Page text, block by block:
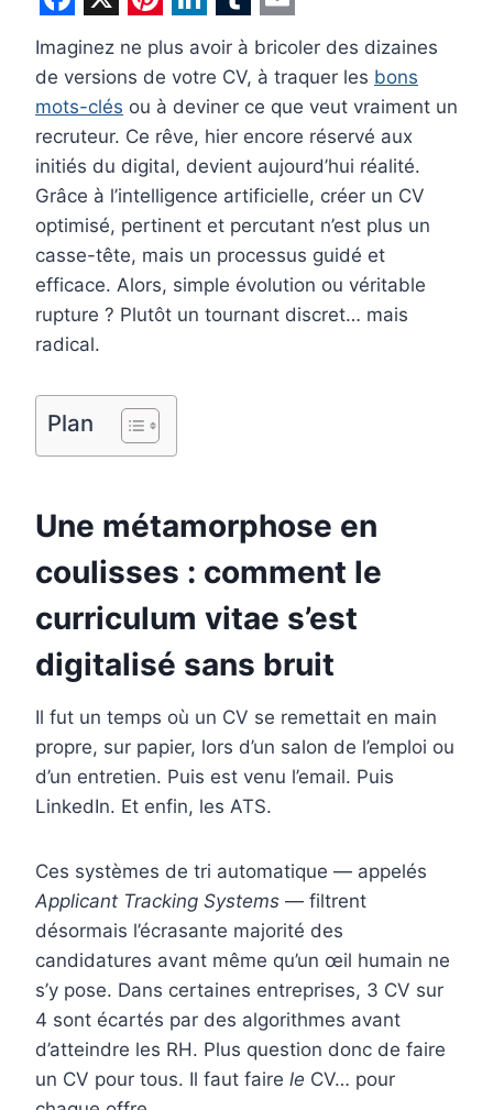
F
a
c
e
b
o
o
k
X P
i
n
t
e
r
e
s
t
L
i
n
k
e
d
I
n
T
u
m
b
l
r
E
m
a
i
l
Imaginez ne plus avoir à bricoler des dizaines
de versions de votre CV, à traquer les bons
mots-clés ou à deviner ce que veut vraiment un
recruteur. Ce rêve, hier encore réservé aux
initiés du digital, devient aujourd’hui réalité.
Grâce à l’intelligence artificielle, créer un CV
optimisé, pertinent et percutant n’est plus un
casse-tête, mais un processus guidé et
efficace. Alors, simple évolution ou véritable
rupture ? Plutôt un tournant discret… mais
radical.
Plan
Une métamorphose en
coulisses : comment le
curriculum vitae s’est
digitalisé sans bruit
Il fut un temps où un CV se remettait en main
propre, sur papier, lors d’un salon de l’emploi ou
d’un entretien. Puis est venu l’email. Puis
LinkedIn. Et enfin, les ATS.
Ces systèmes de tri automatique — appelés
Applicant Tracking Systems — filtrent
désormais l’écrasante majorité des
candidatures avant même qu’un œil humain ne
s’y pose. Dans certaines entreprises, 3 CV sur
4 sont écartés par des algorithmes avant
d’atteindre les RH. Plus question donc de faire
un CV pour tous. Il faut faire le CV… pour